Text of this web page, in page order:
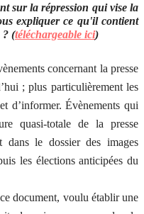
sur la répression qui vise la
expliquer ce qu'il contient
? (téléchargeable ici)
concernant la presse
; plus particulièrement les
d’informer. Évènements qui
quasi-totale de la presse
dans le dossier des images
les élections anticipées du
document, voulu établir une